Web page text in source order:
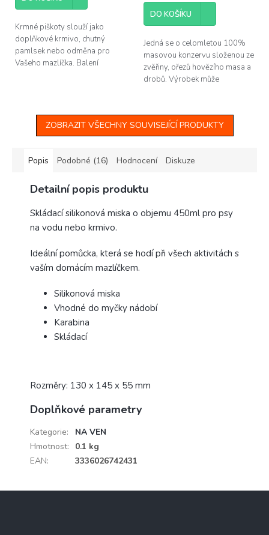
Krmné piškoty slouží jako
doplňkové krmivo, chutný
pamlsek nebo odměna pro
Vašeho mazlíčka. Balení
cena:
DO KOŠÍKU
Jedná se o celomletou 100%
masovou konzervu složenou ze
zvěřiny, ořezů hovězího masa a
drobů. Výrobek může
ZOBRAZIT VŠECHNY SOUVISEJÍCÍ PRODUKTY
Popis Podobné (16) Hodnocení Diskuze
Detailní popis produktu
Skládací silikonová miska o objemu 450ml pro psy
na vodu nebo krmivo.
Ideální pomůcka, která se hodí při všech aktivitách s
vaším domácím mazlíčkem.
Silikonová miska
Vhodné do myčky nádobí
Karabina
Skládací
Rozměry: 130 x 145 x 55 mm
Doplňkové parametry
Kategorie:
NA VEN
Hmotnost:
0.1 kg
EAN: 3336026742431